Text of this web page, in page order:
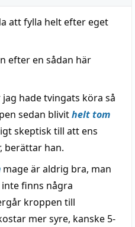
att fylla helt efter eget
efter en sådan här
hade tvingats köra så
sedan blivithelt tom
skeptisk till att ens
berättar han.
mage är aldrig bra, man
finns några
kroppen till
mer syre, kanske 5-